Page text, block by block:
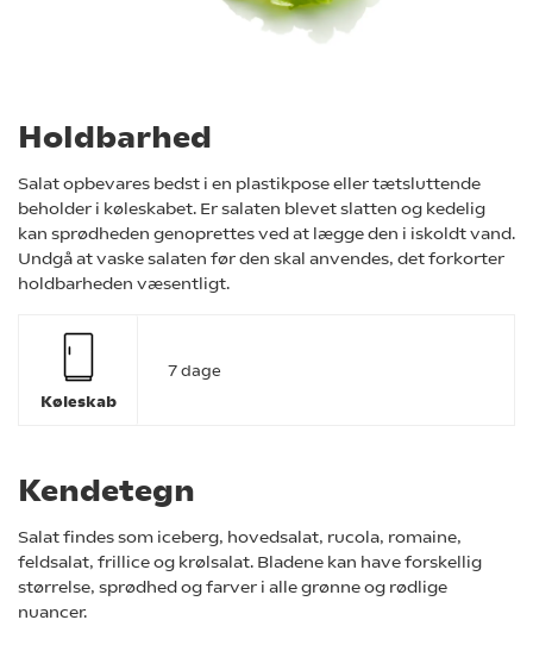
Holdbarhed
Salat opbevares bedst i en plastikpose eller tætsluttende
beholder i køleskabet. Er salaten blevet slatten og kedelig
kan sprødheden genoprettes ved at lægge den i iskoldt vand.
Undgå at vaske salaten før den skal anvendes, det forkorter
holdbarheden væsentligt.
Køleskab
7 dage
Kendetegn
Salat findes som iceberg, hovedsalat, rucola, romaine,
feldsalat, frillice og krølsalat. Bladene kan have forskellig
størrelse, sprødhed og farver i alle grønne og rødlige
nuancer.